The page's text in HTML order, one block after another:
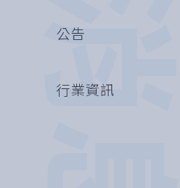
公告
行業資訊